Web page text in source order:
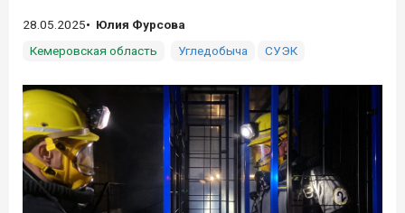
28.05.2025
Юлия Фурсова
Кемеровская область
Угледобыча СУЭК